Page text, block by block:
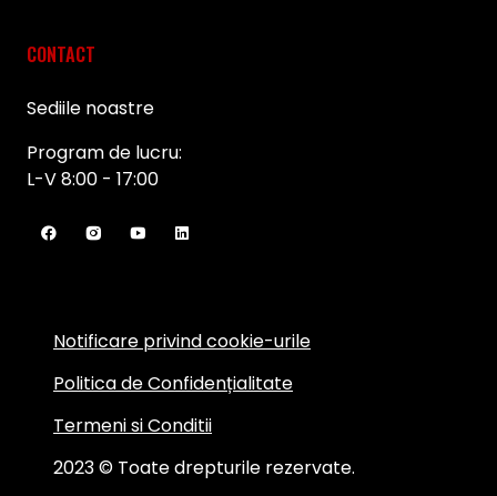
CONTACT
Sediile noastre
Program de lucru:
L-V 8:00 - 17:00
2023 © Toate drepturile rezervate.
Notificare privind cookie-urile
Politica de Confidențialitate
Termeni si Conditii